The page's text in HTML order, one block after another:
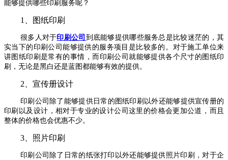
能够提供哪些印刷服务呢？
1、图纸印刷
很多人对于印刷公司 到底能够提供哪些服务总是比较迷茫的，其
实当下的印刷公司能够提供的服务项目是比较多的。对于施工单位来
讲图纸印刷是常有的事情，而印刷公司就能够提供各个尺寸的图纸印
刷，无论是黑白还是蓝图都能够有效的提供。
2、宣传册设计
印刷公司除了能够提供日常的图纸印刷以外还能够提供宣传册的
印刷以及设计，相对于专业的设计公司这里的价格会更加公道，而且
整体的价格也会优惠不少。
3、照片印刷
印刷公司除了日常的纸张打印以外还能够提供照片印刷，对于企